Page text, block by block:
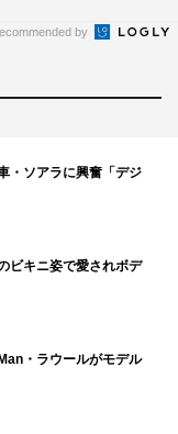
by
・ソアラに興奮「デジ
ビキニ姿で愛されボデ
・ラウールがモデル